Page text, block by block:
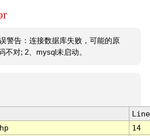
警告：连接数据库失败，可能的原
不对; 2、mysql未启动。
Line
14